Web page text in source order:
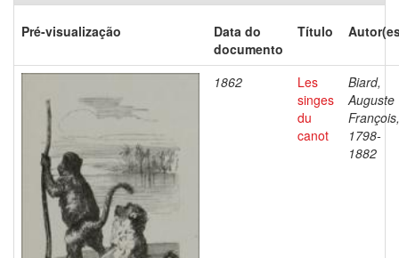
Pré-visualização
Data do
documento
Título
1862
Les
singes
du
canot
Biard,
Auguste
François,
1798-
1882